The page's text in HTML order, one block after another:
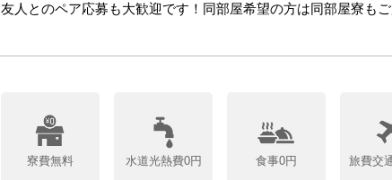
友人とのペア応募も大歓迎です！同部屋希望の方は同部屋寮もご
寮費無料 水道光熱費0円 食事0円 旅費交